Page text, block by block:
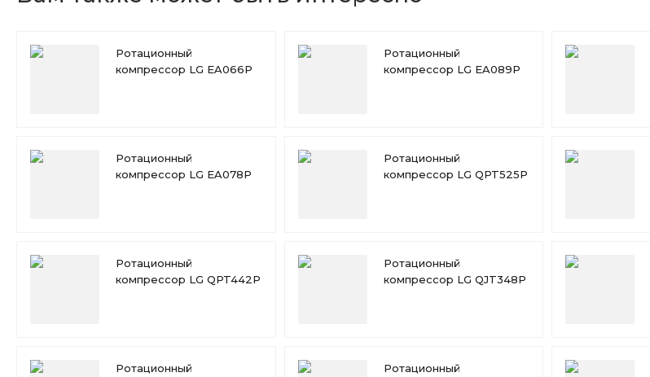
Ротационный
компрессор LG EA066P
Ротационный
компрессор LG EA089P
Ротационный
компрессор LG EA078P
Ротационный
компрессор LG QPT525P
Ротационный
компрессор LG QPT442P
Ротационный
компрессор LG QJT348P
Ротационный
Ротационный